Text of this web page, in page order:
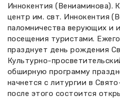
Иннокентия (Вениаминова).
центр им. свт. Иннокентия
паломничества верующих и
посещения туристами.
празднует день рождения
Культурно-
обширную программу
начнется с литургии в
после этого состоится